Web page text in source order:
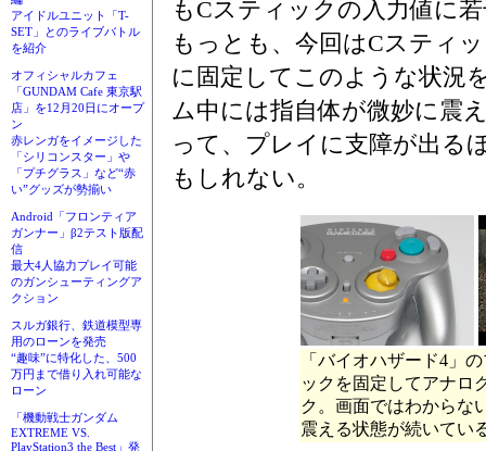
アイドルユニット「T-
SET」とのライブバトル
を紹介
オフィシャルカフェ
「GUNDAM Cafe 東京駅
店」を12月20日にオープ
ン
赤レンガをイメージした
「シリコンスター」や
「プチグラス」など“赤
い”グッズが勢揃い
Android「フロンティア
ガンナー」β2テスト版配
信
最大4人協力プレイ可能
のガンシューティングア
クション
スルガ銀行、鉄道模型専
用のローンを発売
“趣味”に特化した、500
万円まで借り入れ可能な
ローン
「機動戦士ガンダム
EXTREME VS.
PlayStation3 the Best」発
もCスティックの入力値に
もっとも、今回はCスティ
に固定してこのような状況
ム中には指自体が微妙に震
って、プレイに支障が出る
もしれない。
「バイオハザード4」
ックを固定してアナロ
ク。画面ではわからな
震える状態が続いてい